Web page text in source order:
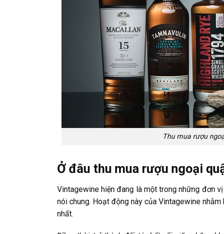
Thu mua rượu
Ở đâu thu mua rượu ngoại
Vintagewine hiện đang là một trong những đơn
nói chung. Hoạt động này của Vintagewine
nhất.